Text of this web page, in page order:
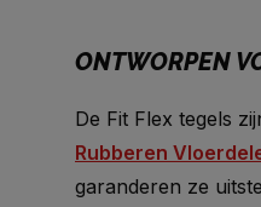
ONTWORPEN
De Fit Flex tegels
Rubberen
garanderen ze